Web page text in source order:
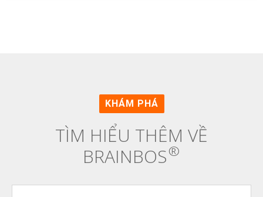
KHÁM PHÁ
TÌM HIỂU THÊM VỀ
BRAINBOS®